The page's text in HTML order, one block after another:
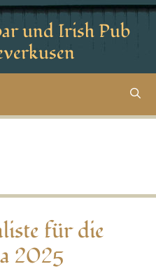
und Irish Pub
für die
2025